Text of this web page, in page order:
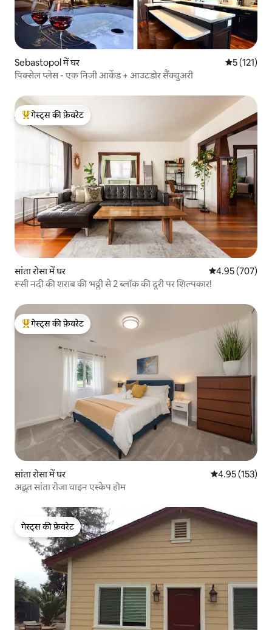
Sebastopol में घर औसत रेटिंग 5
5 (121)
पिक्सेल प्लेस - एक निजी आर्केड + आउटडोर सैंक्चुअरी
गेस्ट्स का टॉप फ़ेवरेट
गेस्ट्स की फ़ेवरेट
सांता रोसा में घर औसत रेटिंग 5 में से
4.95 (707)
रूसी नदी की शराब की भठ्ठी से 2 ब्लॉक की दूरी पर शिल्पकार!
गेस्ट्स का टॉप फ़ेवरेट
गेस्ट्स की फ़ेवरेट
सांता रोसा में घर औसत रेटिंग 5 में से
4.95 (153)
अद्भुत सांता रोजा वाइन एस्केप होम
गेस्ट्स की फ़ेवरेट
गेस्ट्स की फ़ेवरेट